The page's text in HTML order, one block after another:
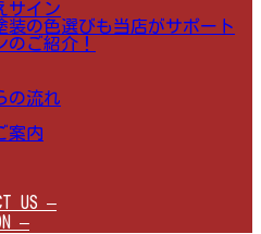
サイン
装の色選びも当店がサポート
のご紹介！
の流れ
案内
US –
–